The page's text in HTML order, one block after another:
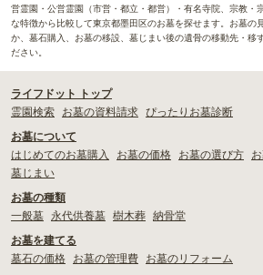
営霊園・公営霊園（市営・都立・都営）・有名寺院、宗教・
な特徴から比較して東京都墨田区のお墓を探せます。お墓の
か、墓石購入、お墓の移設、墓じまい後の遺骨の移動先・移
ださい。
ライフドット トップ
霊園検索
お墓の資料請求 ぴったりお墓診断
お墓について
はじめてのお墓購入
お墓の価格 お墓の選び方
墓じまい
お墓の種類
一般墓
永代供養墓 樹木葬 納骨堂
お墓を建てる
墓石の価格
お墓の管理費
お墓のリフォーム